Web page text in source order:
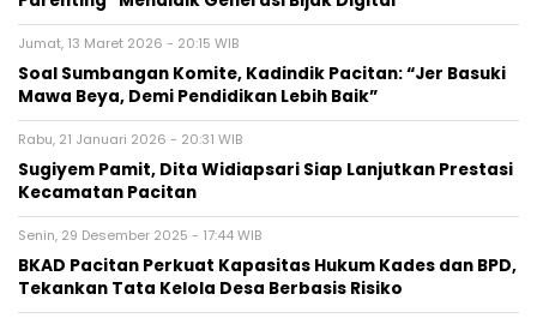
Jumat, 13 Maret 2026 - 20:15 WIB
Soal Sumbangan Komite, Kadindik Pacitan: “Jer Basuki
Mawa Beya, Demi Pendidikan Lebih Baik”
Rabu, 21 Januari 2026 - 20:31 WIB
Sugiyem Pamit, Dita Widiapsari Siap Lanjutkan Prestasi
Kecamatan Pacitan
Senin, 29 Desember 2025 - 17:44 WIB
BKAD Pacitan Perkuat Kapasitas Hukum Kades dan BPD,
Tekankan Tata Kelola Desa Berbasis Risiko